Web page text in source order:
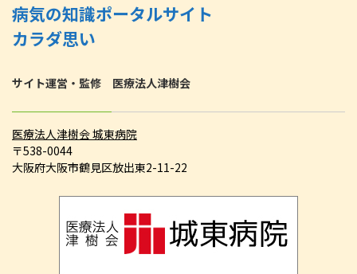
病気の知識ポータルサイト
カラダ思い
サイト運営・監修 医療法人津樹会
医療法人津樹会 城東病院
〒538-0044
大阪府大阪市鶴見区放出東2-11-22